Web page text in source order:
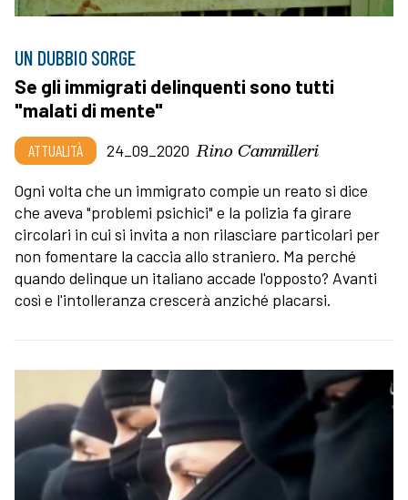
UN DUBBIO SORGE
Se gli immigrati delinquenti sono tutti
"malati di mente"
ATTUALITÀ 24_09_2020 Rino Cammilleri
Ogni volta che un immigrato compie un reato si dice
che aveva "problemi psichici" e la polizia fa girare
circolari in cui si invita a non rilasciare particolari per
non fomentare la caccia allo straniero. Ma perché
quando delinque un italiano accade l'opposto? Avanti
così e l'intolleranza crescerà anziché placarsi.